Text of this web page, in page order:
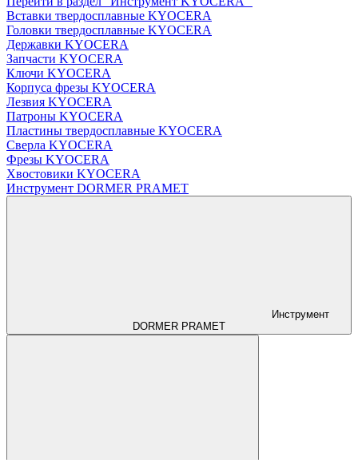
Вставки твердосплавные KYOCERA
Головки твердосплавные KYOCERA
Державки KYOCERA
Запчасти KYOCERA
Ключи KYOCERA
Корпуса фрезы KYOCERA
Лезвия KYOCERA
Патроны KYOCERA
Пластины твердосплавные KYOCERA
Сверла KYOCERA
Фрезы KYOCERA
Хвостовики KYOCERA
Инструмент DORMER PRAMET
Инструмент
DORMER PRAMET